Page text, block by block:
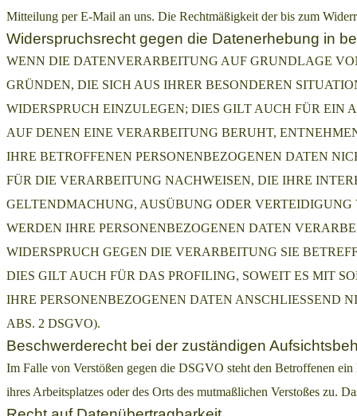
Mitteilung per E-Mail an uns. Die Rechtmäßigkeit der bis zum
Widerspruchsrecht gegen die Datenerhebung in
WENN DIE DATENVERARBEITUNG AUF GRUNDLAGE
GRÜNDEN, DIE SICH AUS IHRER BESONDEREN
WIDERSPRUCH EINZULEGEN; DIES GILT AUCH FÜR EIN
AUF DENEN EINE VERARBEITUNG BERUHT,
IHRE BETROFFENEN PERSONENBEZOGENEN DATEN
FÜR DIE VERARBEITUNG NACHWEISEN, DIE IHRE
GELTENDMACHUNG, AUSÜBUNG ODER VERTEIDIGUNG
WERDEN IHRE PERSONENBEZOGENEN DATEN
WIDERSPRUCH GEGEN DIE VERARBEITUNG SIE
DIES GILT AUCH FÜR DAS PROFILING, SOWEIT ES MIT
IHRE PERSONENBEZOGENEN DATEN ANSCHLIESSEND
ABS. 2 DSGVO).
Beschwerderecht bei der zuständigen
Im Falle von Verstößen gegen die DSGVO steht den Betroffenen
ihres Arbeitsplatzes oder des Orts des mutmaßlichen Verstoßes zu.